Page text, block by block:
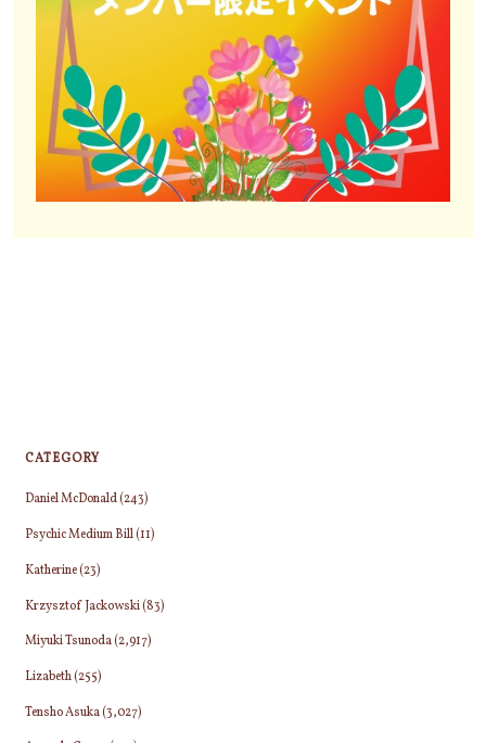
CATEGORY
Daniel McDonald(243)
Psychic Medium Bill(11)
Katherine(23)
Krzysztof Jackowski(83)
Miyuki Tsunoda(2,917)
Lizabeth(255)
Tensho Asuka(3,027)